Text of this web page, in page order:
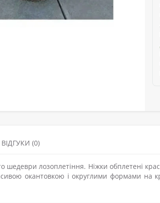
ВІДГУКИ (0)
шедеври лозоплетіння. Ніжки обплетені
окантовкою і округлими формами на